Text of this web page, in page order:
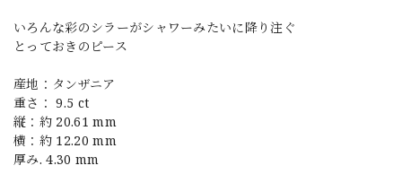
いろんな彩のシラーがシャワーみたいに降り注ぐ
とっておきのピース
産地：タンザニア
重さ： 9.5 ct
縦：約 20.61 mm
横：約 12.20 mm
厚み. 4.30 mm